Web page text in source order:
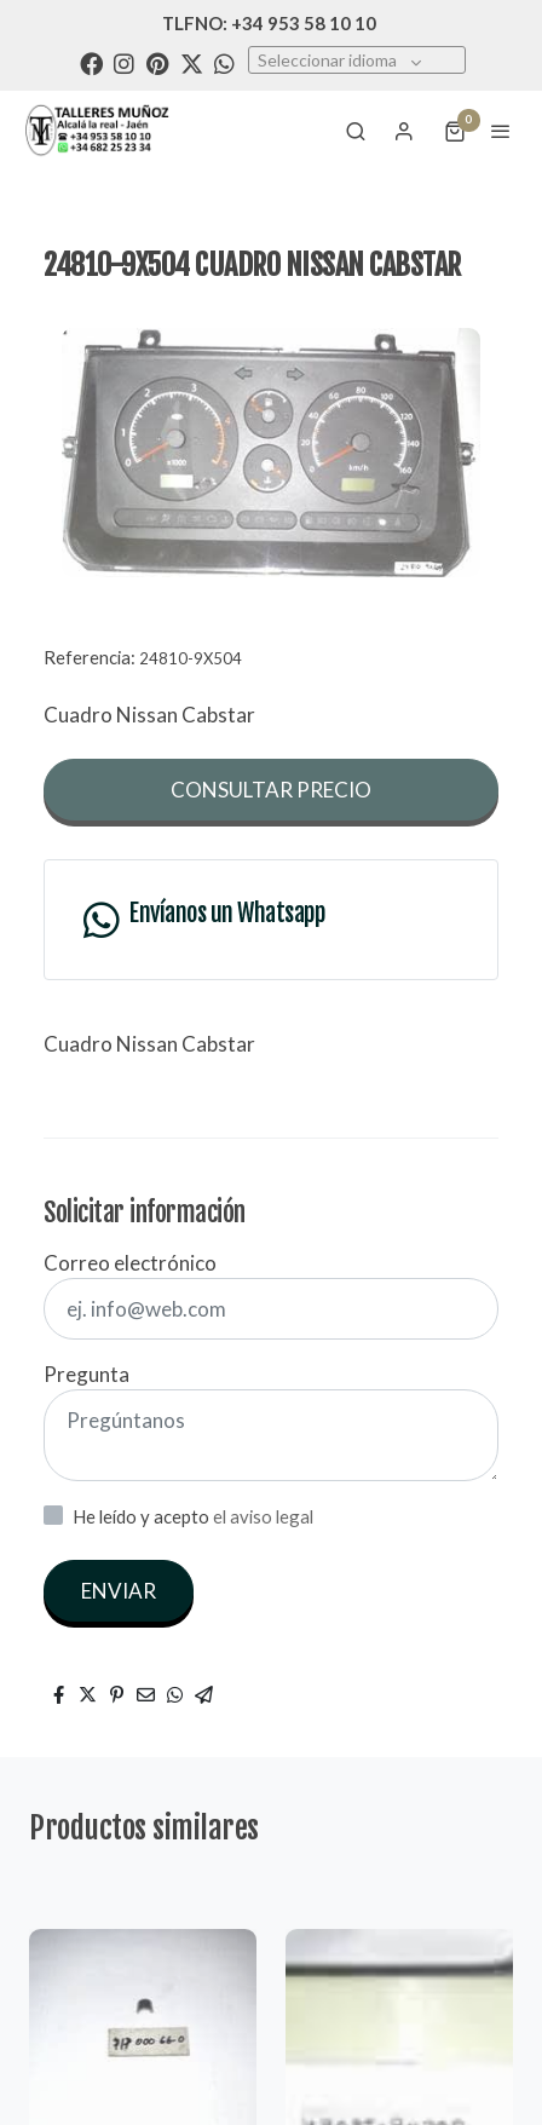
TLFNO: +34 953 58 10 10
Seleccionar idioma
0
24810-9X504 CUADRO NISSAN CABSTAR
Referencia: 24810-9X504
Cuadro Nissan Cabstar
CONSULTAR PRECIO
Envíanos un Whatsapp
Cuadro Nissan Cabstar
Solicitar información
Correo electrónico
Pregunta
He leído y acepto el aviso legal
ENVIAR
Productos similares